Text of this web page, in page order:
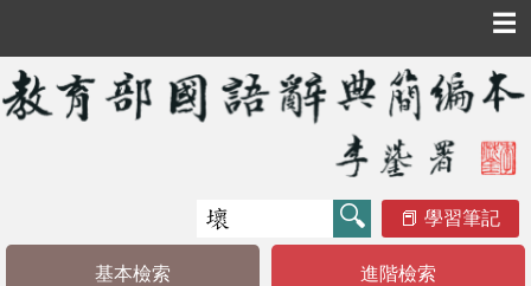
☰
學習筆記
基本檢索 進階檢索